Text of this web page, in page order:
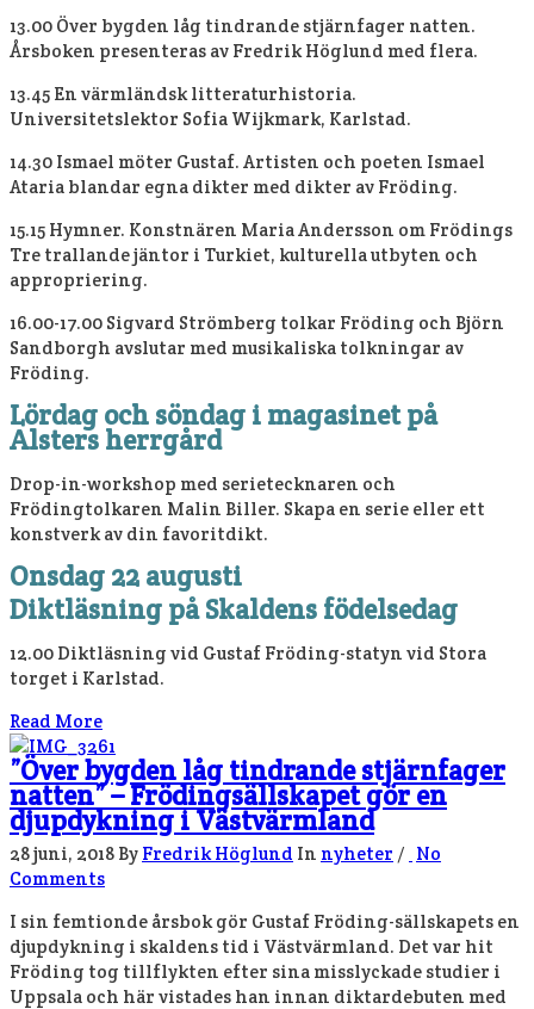
13.00 Över bygden låg tindrande stjärnfager natten.
Årsboken presenteras av Fredrik Höglund med flera.
13.45 En värmländsk litteraturhistoria.
Universitetslektor Sofia Wijkmark, Karlstad.
14.30 Ismael möter Gustaf. Artisten och poeten Ismael
Ataria blandar egna dikter med dikter av Fröding.
15.15 Hymner. Konstnären Maria Andersson om Frödings
Tre trallande jäntor i Turkiet, kulturella utbyten och
appropriering.
16.00-17.00 Sigvard Strömberg tolkar Fröding och Björn
Sandborgh avslutar med musikaliska tolkningar av
Fröding.
Lördag och söndag i magasinet på
Alsters herrgård
Drop-in-workshop med serietecknaren och
Frödingtolkaren Malin Biller. Skapa en serie eller ett
konstverk av din favoritdikt.
Onsdag 22 augusti
Diktläsning på Skaldens födelsedag
12.00 Diktläsning vid Gustaf Fröding-statyn vid Stora
torget i Karlstad.
Read More
”Över bygden låg tindrande stjärnfager
natten” – Frödingsällskapet gör en
djupdykning i Västvärmland
28 juni, 2018 By Fredrik Höglund In nyheter / No
Comments
I sin femtionde årsbok gör Gustaf Fröding-sällskapets en
djupdykning i skaldens tid i Västvärmland. Det var hit
Fröding tog tillflykten efter sina misslyckade studier i
Uppsala och här vistades han innan diktardebuten med